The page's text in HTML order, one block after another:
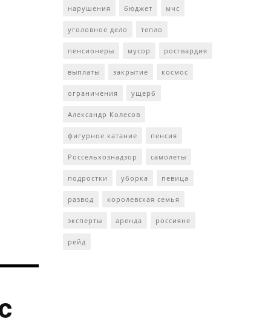
нарушения бюджет мчс
уголовное дело тепло
пенсионеры мусор росгвардия
выплаты закрытие космос
ограничения ущерб
Александр Колесов
фигурное катание пенсия
Россельхознадзор самолеты
подростки уборка певица
развод королевская семья
эксперты аренда россияне
рейд